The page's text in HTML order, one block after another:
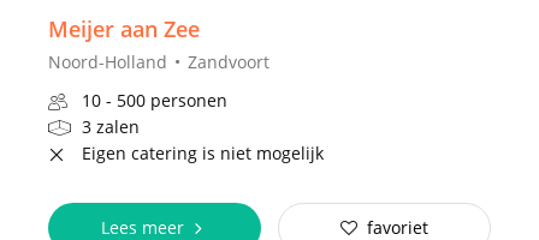
Meijer aan Zee
Noord-Holland
Zandvoort
10 - 500 personen
3 zalen
Eigen catering is niet mogelijk
Lees meer favoriet